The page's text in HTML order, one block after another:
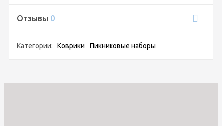
Отзывы 0
Категории: Коврики Пикниковые наборы